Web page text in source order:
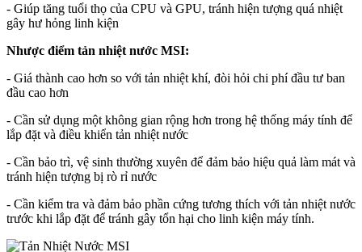
- Giúp tăng tuổi thọ của CPU và GPU, tránh hiện tượng quá nhiệt
gây hư hỏng linh kiện
Nhược điểm tản nhiệt nước MSI:
- Giá thành cao hơn so với tản nhiệt khí, đòi hỏi chi phí đầu tư ban
đầu cao hơn
- Cần sử dụng một không gian rộng hơn trong hệ thống máy tính để
lắp đặt và điều khiển tản nhiệt nước
- Cần bảo trì, vệ sinh thường xuyên để đảm bảo hiệu quả làm mát và
tránh hiện tượng bị rò rỉ nước
- Cần kiểm tra và đảm bảo phần cứng tương thích với tản nhiệt nước
trước khi lắp đặt để tránh gây tổn hại cho linh kiện máy tính.